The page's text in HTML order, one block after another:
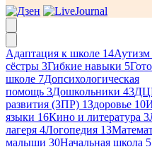
Адаптация к школе 14Аутизм
сёстры 3Гибкие навыки 5
школе 7Допсихологическая
помощь 3Дошкольники 43
развития (ЗПР) 1Здоровье 10
языки 16Кино и литература 3
лагеря 4Логопедия 13
малыши 30Начальная школа